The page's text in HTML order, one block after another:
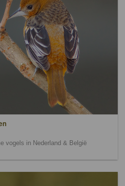
vogels in Nederland & België